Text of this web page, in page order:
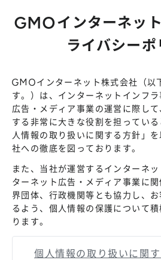
GMOインターネッ
ライバシーポ
GMOインターネット株式会社（以
す。）は、インターネットインフ
広告・メディア事業の運営に際し
する非常に大きな役割を担ってい
人情報の取り扱いに関する方針」
社への徹底を図っております。
また、当社が運営するインターネ
ターネット広告・メディア事業に
界団体、行政機関等とも協力し、
るよう、個人情報の保護について
ります。
個人情報の取り扱いに関